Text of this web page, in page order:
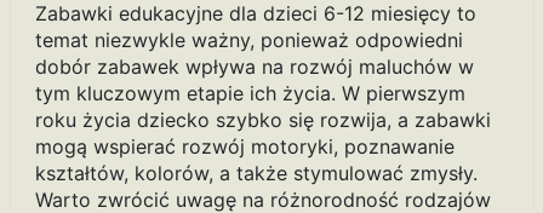
Zabawki edukacyjne dla dzieci 6-12 miesięcy to
temat niezwykle ważny, ponieważ odpowiedni
dobór zabawek wpływa na rozwój maluchów w
tym kluczowym etapie ich życia. W pierwszym
roku życia dziecko szybko się rozwija, a zabawki
mogą wspierać rozwój motoryki, poznawanie
kształtów, kolorów, a także stymulować zmysły.
Warto zwrócić uwagę na różnorodność rodzajów